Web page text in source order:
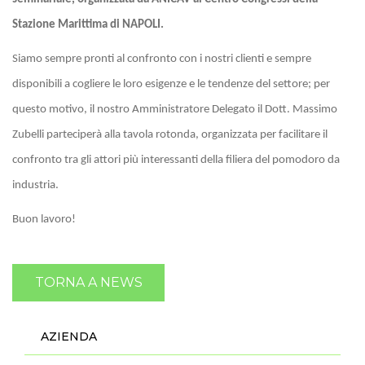
Stazione Marittima di NAPOLI.
Siamo sempre pronti al confronto con i nostri clienti e sempre
disponibili a cogliere le loro esigenze e le tendenze del settore; per
questo motivo, il nostro Amministratore Delegato il Dott. Massimo
Zubelli parteciperà alla tavola rotonda, organizzata per facilitare il
confronto tra gli attori più interessanti della filiera del pomodoro da
industria.
Buon lavoro!
TORNA A NEWS
AZIENDA